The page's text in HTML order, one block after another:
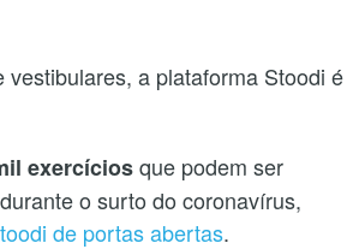
vestibulares, a plataforma Stoodi é
exercíciosque podem ser
o surto do coronavírus,
de portas abertas.